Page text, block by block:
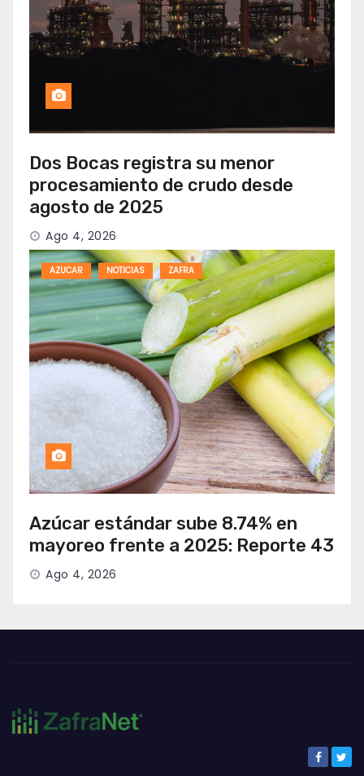
Dos Bocas registra su menor
procesamiento de crudo desde
agosto de 2025
Ago 4, 2026
AZUCAR NOTICIAS ZAFRA
Azúcar estándar sube 8.74% en
mayoreo frente a 2025: Reporte 43
Ago 4, 2026